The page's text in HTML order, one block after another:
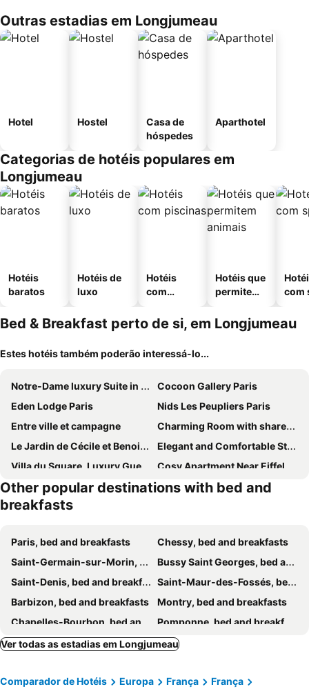
Outras estadias em Longjumeau
Hotel Hostel
Casa de
hóspedes
Aparthotel
Categorias de hotéis populares em
Longjumeau
Hotéis
baratos
Hotéis de
luxo
Hotéis
com
Hotéis que
permitem
com
Bed & Breakfast perto de si, em Longjumeau
Estes hotéis também poderão interessá-lo...
Notre-Dame luxury Suite in Saint-germain des prés Latin quarter
Cocoon Gallery Paris
Eden Lodge Paris
Nids Les Peupliers Paris
Entre ville et campagne
Charming Room with shared space close to PARIS - Chambres Confort avec espaces partagés proche de PARIS
Le Jardin de Cécile et Benoit - Bed and Breakfast
Elegant and Comfortable Studio Jouvenet
Villa du Square, Luxury Guest House
Cosy Apartment Near Eiffel Tour
BED and BREAKFAST PARIS QUARTIER CHAMPS-ÉLYSÉES
Other popular destinations with bed and
breakfasts
Paris, bed and breakfasts
Chessy, bed and breakfasts
Saint-Germain-sur-Morin, bed and breakfasts
Bussy Saint Georges, bed and breakfasts
Saint-Denis, bed and breakfasts
Saint-Maur-des-Fossés, bed and breakfasts
Barbizon, bed and breakfasts
Montry, bed and breakfasts
Chapelles-Bourbon, bed and breakfasts
Pomponne, bed and breakfasts
Les Ulis, bed and breakfasts
Melun, bed and breakfasts
Vanves, bed and breakfasts
Maisons-Alfort, bed and breakfasts
Ver todas as estadias em Longjumeau
Comparador de Hotéis Europa França
França